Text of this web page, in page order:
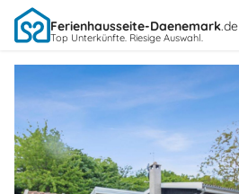
Ferienhausseite-Daenemark.de
Top Unterkünfte. Riesige Auswahl.